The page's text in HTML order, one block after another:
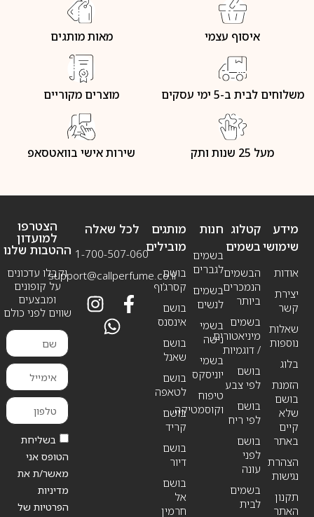
איסוף עצמי מאות מותגים
משלוחים לבית ב-5 ימי עסקים מוצרים מקוריים
מעל 25 שנות ותק שירות אישי בוואטסאפ
מידע
שימושי
אודות
יצירת
קשר
שאלות
נוספות
בלוג
הזמנת
בושם
שלא
קיים
באתר
הצהרת
נגישות
תקנון
האתר
חנות
בשמים
לגברים
בשמים
לנשים
בשמי
נישה
בשמי
יוניסקס
טיפוח
וקוסמטיקה
קטלוג
בשמים
הבשמים
הנמכרים
ביותר
בשמים
מיניאטורים
/ דוגמיות
בושם
לפי צבע
בושם
לפי ריח
בושם
לפני
עונה
בשמים
לבית
מותגים
מובילים
בושם
קסרג’וף
בושם
אינסנס
בושם
שאנל
בושם
לטאפה
בושם
קריד
בושם
דיור
בושם
אל
חרמין
לכל שאלה
1-700-507-060
support@callperfume.co.il
הצטרפו
למועדון
ההטבות שלנו
וקבלו עדכונים
על קופונים
ומבצעים
שווים לפני כולם
בשליחת
הטופס אני
מאשר/ת את
מדיניות
הפרטיות של